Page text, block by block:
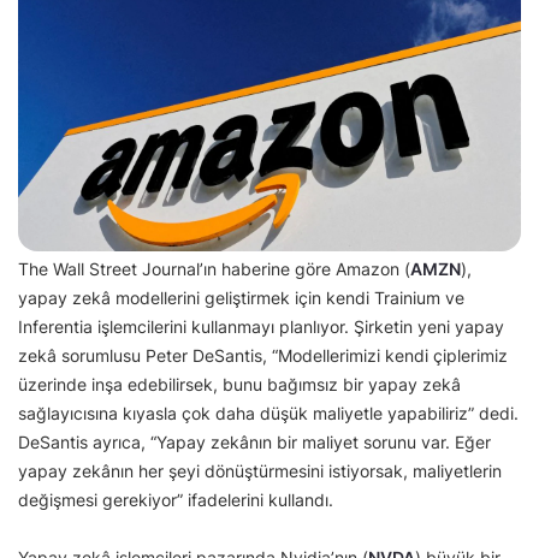
The Wall Street Journal’ın haberine göre Amazon (AMZN),
yapay zekâ modellerini geliştirmek için kendi Trainium ve
Inferentia işlemcilerini kullanmayı planlıyor. Şirketin yeni yapay
zekâ sorumlusu Peter DeSantis, “Modellerimizi kendi çiplerimiz
üzerinde inşa edebilirsek, bunu bağımsız bir yapay zekâ
sağlayıcısına kıyasla çok daha düşük maliyetle yapabiliriz” dedi.
DeSantis ayrıca, “Yapay zekânın bir maliyet sorunu var. Eğer
yapay zekânın her şeyi dönüştürmesini istiyorsak, maliyetlerin
değişmesi gerekiyor” ifadelerini kullandı.